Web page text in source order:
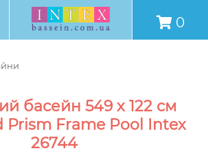
0
басейн 549 х 122 см
Prism Frame Pool Intex
26744